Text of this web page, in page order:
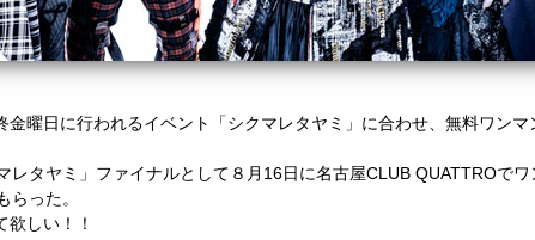
金曜日に行われるイベント「シクマレタヤミ」に合わせ、無料ワン
タヤミ」ファイナルとして８月16日に名古屋CLUB QUATTROでワ
った。
しい！！